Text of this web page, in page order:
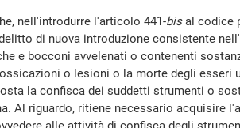
nell'introdurre l'articolo 441-bisal codice
di nuova introduzione consistente
e bocconi avvelenati o contenenti
o lesioni o la morte degli esseri
la confisca dei suddetti strumenti o
Al riguardo, ritiene necessario acquisire